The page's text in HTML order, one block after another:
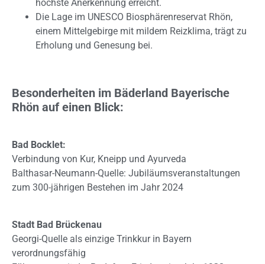
höchste Anerkennung erreicht.
Die Lage im UNESCO Biosphärenreservat Rhön,
einem Mittelgebirge mit mildem Reizklima, trägt zu
Erholung und Genesung bei.
Besonderheiten im Bäderland Bayerische
Rhön auf einen Blick:
Bad Bocklet:
Verbindung von Kur, Kneipp und Ayurveda
Balthasar-Neumann-Quelle: Jubiläumsveranstaltungen
zum 300-jährigen Bestehen im Jahr 2024
Stadt Bad Brückenau
Georgi-Quelle als einzige Trinkkur in Bayern
verordnungsfähig